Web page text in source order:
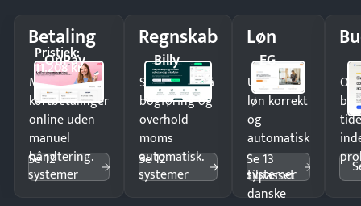
Betaling
OnPay
Pristjek:
11.208 kr
Modtag
kortbetalinger
online uden
manuel
håndtering.
Se 12
systemer
Regnskab
Billy
Spar timer på
bogføring og
overhold
moms
automatisk.
Se 12
systemer
Løn
EG
Udbetal
løn korrekt
og
automatisk
—
tilpasset
danske
Se 13
systemer